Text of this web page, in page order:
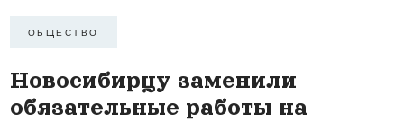
ОБЩЕСТВО
Новосибирцу заменили
обязательные работы на